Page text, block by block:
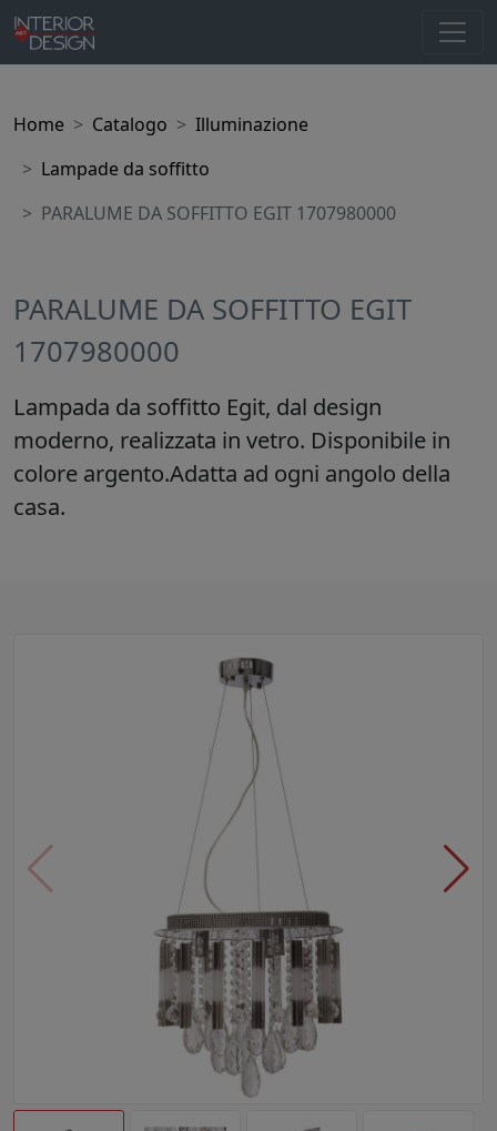
Home Catalogo
Illuminazione
Lampade da soffitto
PARALUME DA SOFFITTO EGIT 1707980000
PARALUME DA SOFFITTO EGIT
1707980000
Lampada da soffitto Egit, dal design
moderno, realizzata in vetro. Disponibile in
colore argento.Adatta ad ogni angolo della
casa.